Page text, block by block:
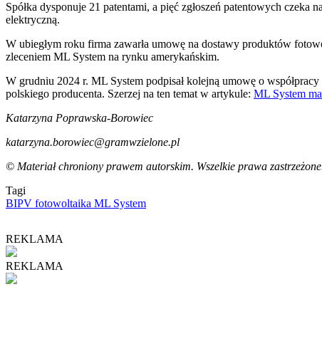
Spółka dysponuje 21 patentami, a pięć zgłoszeń patentowych czeka
elektryczną.
W ubiegłym roku firma zawarła umowę na dostawy produktów
zleceniem ML System na rynku amerykańskim.
W grudniu 2024 r. ML System podpisał kolejną umowę o
polskiego producenta. Szerzej na ten temat w artykule: ML System
Katarzyna Poprawska-Borowiec
katarzyna.borowiec@gramwzielone.pl
© Materiał chroniony prawem autorskim. Wszelkie prawa
Tagi
BIPV fotowoltaika ML System
REKLAMA
REKLAMA